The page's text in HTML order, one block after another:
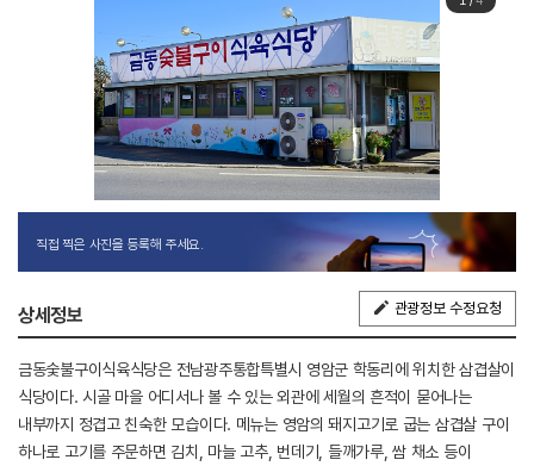
직접 찍은 사진을 등록해 주세요.
상세정보 관광정보 수정요청
금동숯불구이식육식당은 전남광주통합특별시 영암군 학동리에 위치한 삼겹살이
식당이다. 시골 마을 어디서나 볼 수 있는 외관에 세월의 흔적이 묻어나는
내부까지 정겹고 친숙한 모습이다. 메뉴는 영암의 돼지고기로 굽는 삼겹살 구이
하나로 고기를 주문하면 김치, 마늘 고추, 번데기, 들깨가루, 쌈 채소 등이